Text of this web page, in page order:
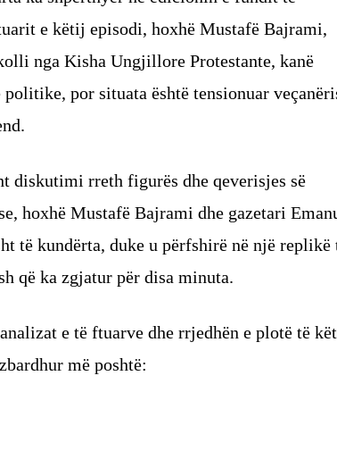
e këtij episodi, hoxhë Mustafë Bajrami,
nga Kisha Ungjillore Protestante, kanë
por situata është tensionuar
diskutimi rreth figurës dhe qeverisjes së
hoxhë Mustafë Bajrami dhe gazetari
të kundërta, duke u përfshirë në një replikë
që ka zgjatur për disa minuta.
e të ftuarve dhe rrjedhën e plotë të
më poshtë: